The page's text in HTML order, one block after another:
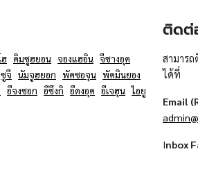
ฮ คิมซูฮยอน จองแฮอิน จีชางอุค
ซูจี นัมจูฮยอก พัคซอจุน พัคมินยอง
อีจงซอก อีซึงกิ อีดงอุค อีเจฮุน ไอยู
ติดต่
สามาร
ได้ที่
Email
Inbox